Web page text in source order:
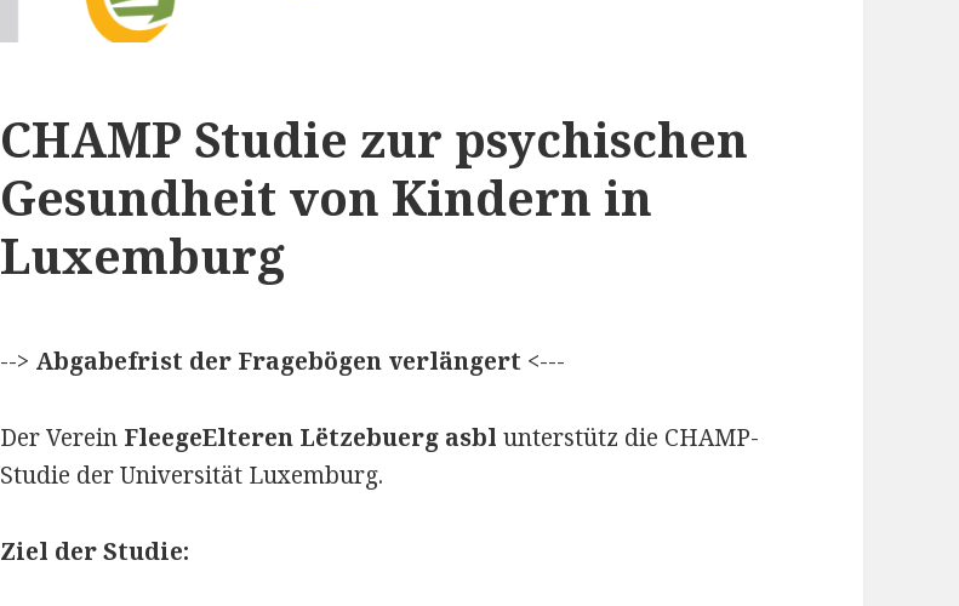
CHAMP Studie zur psychischen
Gesundheit von Kindern in
Luxemburg
--> Abgabefrist der Fragebögen verlängert <---
Der Verein FleegeElteren Lëtzebuerg asbl unterstütz die CHAMP-
Studie der Universität Luxemburg.
Ziel der Studie: